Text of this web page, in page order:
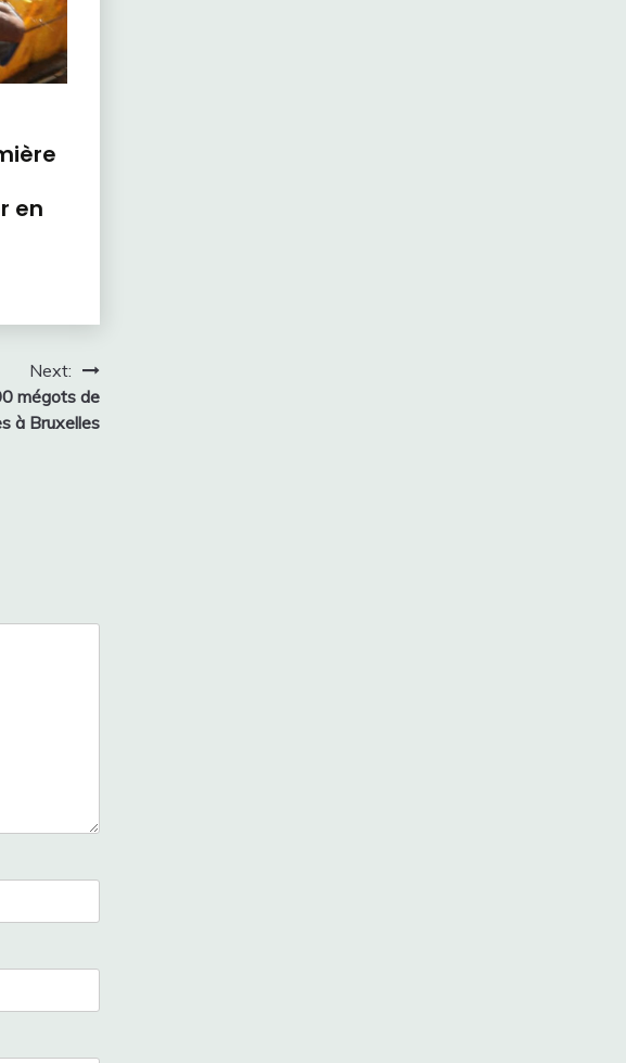
en
Next:
mégots de
à Bruxelles